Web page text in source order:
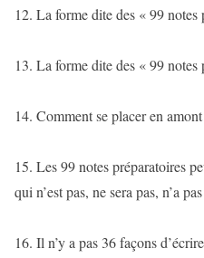
12. La forme dite des « 99
13. La forme dite des « 99
14. Comment se placer en
15. Les 99 notes préparatoires
qui n’est pas, ne sera pas, n’a
16. Il n’y a pas 36 façons